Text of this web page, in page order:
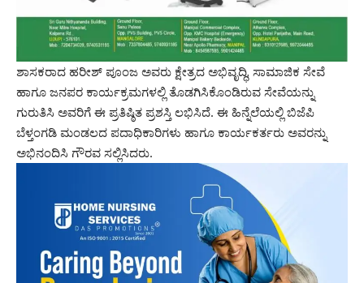
ಶಾಸಕರಾದ ಹರೀಶ್ ಪೂಂಜ ಅವರು ಕ್ಷೇತ್ರದ ಅಭಿವೃದ್ಧಿ, ಸಾಮಾಜಿಕ ಸೇವೆ
ಹಾಗೂ ಜನಪರ ಕಾರ್ಯಕ್ರಮಗಳಲ್ಲಿ ತೊಡಗಿಸಿಕೊಂಡಿರುವ ಸೇವೆಯನ್ನು
ಗುರುತಿಸಿ ಅವರಿಗೆ ಈ ಪ್ರತಿಷ್ಠಿತ ಪ್ರಶಸ್ತಿ ಲಭಿಸಿದೆ. ಈ ಹಿನ್ನೆಲೆಯಲ್ಲಿ ಬಿಜೆಪಿ
ಬೆಳ್ತಂಗಡಿ ಮಂಡಲದ ಪದಾಧಿಕಾರಿಗಳು ಹಾಗೂ ಕಾರ್ಯಕರ್ತರು ಅವರನ್ನು
ಅಭಿನಂದಿಸಿ ಗೌರವ ಸಲ್ಲಿಸಿದರು.